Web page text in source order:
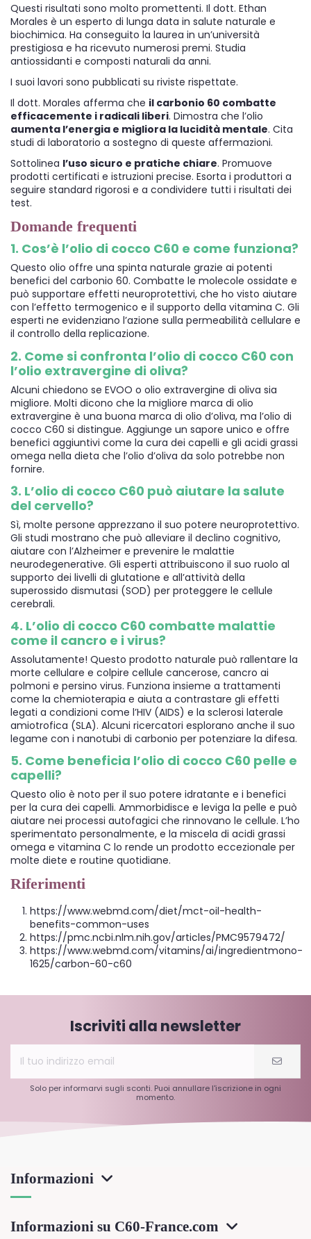
Questi risultati sono molto promettenti. Il dott. Ethan
Morales è un esperto di lunga data in salute naturale e
biochimica. Ha conseguito la laurea in un’università
prestigiosa e ha ricevuto numerosi premi. Studia
antiossidanti e composti naturali da anni.
I suoi lavori sono pubblicati su riviste rispettate.
Il dott. Morales afferma che il carbonio 60 combatte
efficacemente i radicali liberi. Dimostra che l’olio
aumenta l’energia e migliora la lucidità mentale. Cita
studi di laboratorio a sostegno di queste affermazioni.
Sottolinea l’uso sicuro e pratiche chiare. Promuove
prodotti certificati e istruzioni precise. Esorta i produttori a
seguire standard rigorosi e a condividere tutti i risultati dei
test.
Domande frequenti
1. Cos’è l’olio di cocco C60 e come funziona?
Questo olio offre una spinta naturale grazie ai potenti
benefici del carbonio 60. Combatte le molecole ossidate e
può supportare effetti neuroprotettivi, che ho visto aiutare
con l’effetto termogenico e il supporto della vitamina C. Gli
esperti ne evidenziano l’azione sulla permeabilità cellulare e
il controllo della replicazione.
2. Come si confronta l’olio di cocco C60 con
l’olio extravergine di oliva?
Alcuni chiedono se EVOO o olio extravergine di oliva sia
migliore. Molti dicono che la migliore marca di olio
extravergine è una buona marca di olio d’oliva, ma l’olio di
cocco C60 si distingue. Aggiunge un sapore unico e offre
benefici aggiuntivi come la cura dei capelli e gli acidi grassi
omega nella dieta che l’olio d’oliva da solo potrebbe non
fornire.
3. L’olio di cocco C60 può aiutare la salute
del cervello?
Sì, molte persone apprezzano il suo potere neuroprotettivo.
Gli studi mostrano che può alleviare il declino cognitivo,
aiutare con l’Alzheimer e prevenire le malattie
neurodegenerative. Gli esperti attribuiscono il suo ruolo al
supporto dei livelli di glutatione e all’attività della
superossido dismutasi (SOD) per proteggere le cellule
cerebrali.
4. L’olio di cocco C60 combatte malattie
come il cancro e i virus?
Assolutamente! Questo prodotto naturale può rallentare la
morte cellulare e colpire cellule cancerose, cancro ai
polmoni e persino virus. Funziona insieme a trattamenti
come la chemioterapia e aiuta a contrastare gli effetti
legati a condizioni come l’HIV (AIDS) e la sclerosi laterale
amiotrofica (SLA). Alcuni ricercatori esplorano anche il suo
legame con i nanotubi di carbonio per potenziare la difesa.
5. Come beneficia l’olio di cocco C60 pelle e
capelli?
Questo olio è noto per il suo potere idratante e i benefici
per la cura dei capelli. Ammorbidisce e leviga la pelle e può
aiutare nei processi autofagici che rinnovano le cellule. L’ho
sperimentato personalmente, e la miscela di acidi grassi
omega e vitamina C lo rende un prodotto eccezionale per
molte diete e routine quotidiane.
Riferimenti
https://www.webmd.com/diet/mct-oil-health-
benefits-common-uses
https://pmc.ncbi.nlm.nih.gov/articles/PMC9579472/
https://www.webmd.com/vitamins/ai/ingredientmono-
1625/carbon-60-c60
Iscriviti alla newsletter
Solo per informarvi sugli sconti. Puoi annullare l'iscrizione in ogni
momento.
Informazioni
Informazioni su C60-France.com